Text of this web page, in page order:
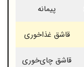
پیمانه
قاشق غذاخوری
قاشق چای‌خوری